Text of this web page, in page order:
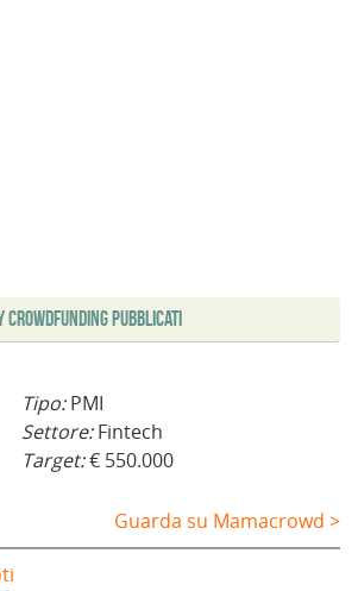
Crowdfunding Pubblicati
Tipo:PMI
Settore:Fintech
Target:€ 550.000
Guarda su Mamacrowd >